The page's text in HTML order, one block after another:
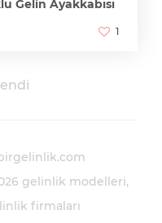
Gelin Ayakkabısı
1
gelinlik modelleri
firmaları